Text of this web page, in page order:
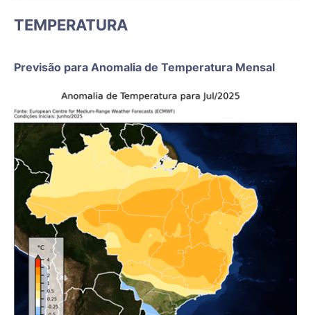
TEMPERATURA
Previsão para Anomalia de Temperatura Mensal